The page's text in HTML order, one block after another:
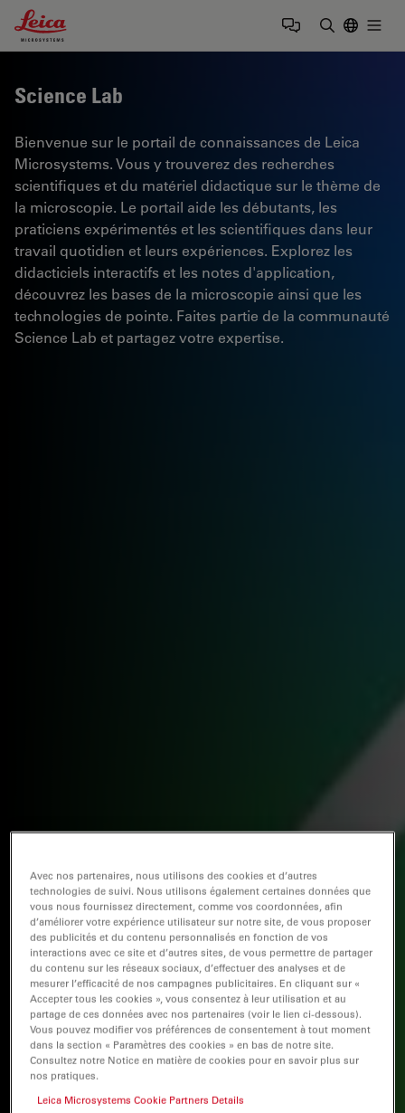
Leica Microsystems Logo
Science Lab
Bienvenue sur le portail de connaissances de Leica
Microsystems. Vous y trouverez des recherches
scientifiques et du matériel didactique sur le thème de
la microscopie. Le portail aide les débutants, les
praticiens expérimentés et les scientifiques dans leur
travail quotidien et leurs expériences. Explorez les
didacticiels interactifs et les notes d'application,
découvrez les bases de la microscopie ainsi que les
technologies de pointe. Faites partie de la communauté
Science Lab et partagez votre expertise.
Avec nos partenaires, nous utilisons des cookies et d’autres
technologies de suivi. Nous utilisons également certaines données que
vous nous fournissez directement, comme vos coordonnées, afin
d’améliorer votre expérience utilisateur sur notre site, de vous proposer
des publicités et du contenu personnalisés en fonction de vos
interactions avec ce site et d’autres sites, de vous permettre de partager
du contenu sur les réseaux sociaux, d’effectuer des analyses et de
mesurer l’efficacité de nos campagnes publicitaires. En cliquant sur «
Accepter tous les cookies », vous consentez à leur utilisation et au
partage de ces données avec nos partenaires (voir le lien ci-dessous).
Vous pouvez modifier vos préférences de consentement à tout moment
dans la section « Paramètres des cookies » en bas de notre site.
Consultez notre Notice en matière de cookies pour en savoir plus sur
nos pratiques.
Leica Microsystems Cookie Partners Details